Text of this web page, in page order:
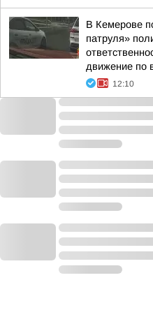
В Кемерове
патруля»
движение по
12:10